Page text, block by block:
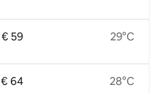
€ 59
€ 64
29°C
28°C